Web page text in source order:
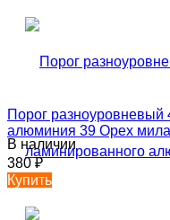
Порог
алюминия 39 Орех
В наличии
380₽
Купить